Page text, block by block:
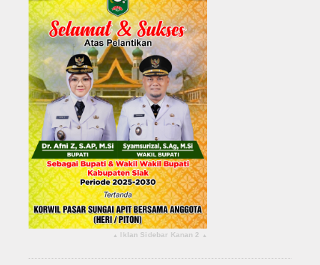
▴ Iklan Sidebar Kanan 2 ▴